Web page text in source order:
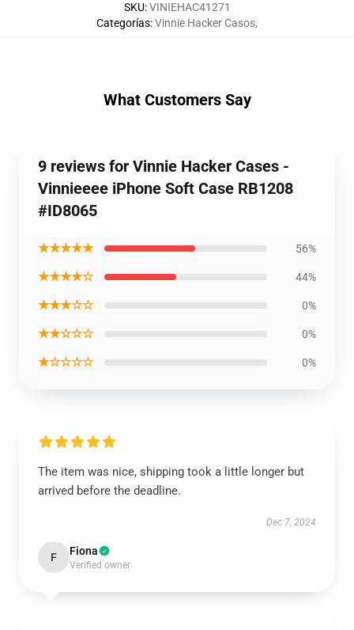
SKU:VINIEHAC41271
Categorías:Vinnie Hacker Casos,
What Customers Say
9 reviews for Vinnie Hacker Cases -
Vinnieeee iPhone Soft Case RB1208
#ID8065
★★★★★ 56%
★★★★☆ 44%
★★★☆☆ 0%
★★☆☆☆ 0%
★☆☆☆☆ 0%
The item was nice, shipping took a little longer but
arrived before the deadline.
Dec 7, 2024
F Fiona
Verified owner